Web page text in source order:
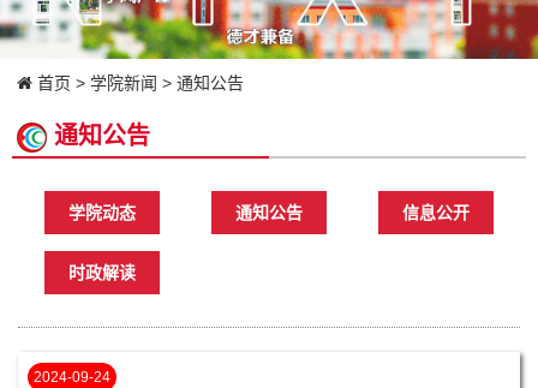
首页 > 学院新闻 > 通知公告
通知公告
学院动态 通知公告 信息公开
时政解读
2024-09-24